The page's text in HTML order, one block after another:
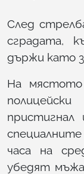
След
сградата,
държи като
На мястото
часа на
убедят